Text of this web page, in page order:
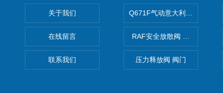
关于我们
在线留言
联系我们
Q671F气动意大利式薄型球阀
RAF安全放散阀 阀生产
压力释放阀 阀门